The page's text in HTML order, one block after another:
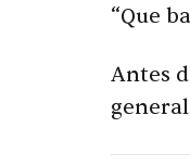
“Que
Antes